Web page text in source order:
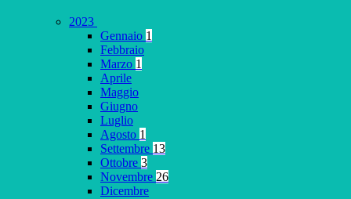
2023
Gennaio 1
Febbraio
Marzo 1
Aprile
Maggio
Giugno
Luglio
Agosto 1
Settembre 13
Ottobre 3
Novembre 26
Dicembre